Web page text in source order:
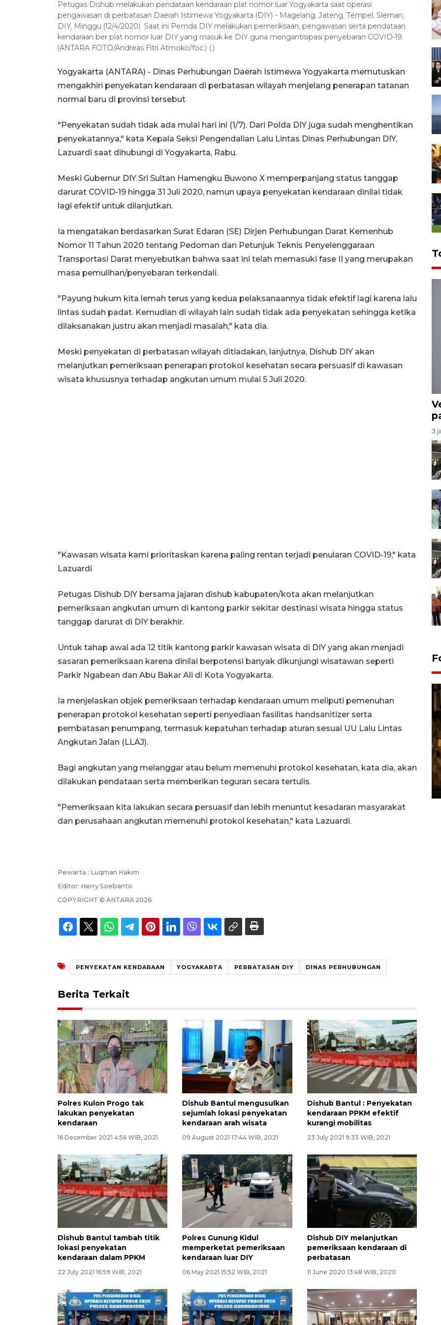
Petugas Dishub melakukan pendataan kendaraan plat nomor luar Yogyakarta saat operasi
pengawasan di perbatasan Daerah Istimewa Yogyakarta (DIY) - Magelang, Jateng, Tempel, Sleman,
DIY, Minggu (12/4/2020). Saat ini Pemda DIY melakukan pemeriksaan, pengawasan serta pendataan
kendaraan ber plat nomor luar DIY yang masuk ke DIY guna mengantisipasi penyebaran COVID-19.
(ANTARA FOTO/Andreas Fitri Atmoko/foc.) (.)
Yogyakarta (ANTARA) - Dinas Perhubungan Daerah Istimewa Yogyakarta memutuskan
mengakhiri penyekatan kendaraan di perbatasan wilayah menjelang penerapan tatanan
normal baru di provinsi tersebut
"Penyekatan sudah tidak ada mulai hari ini (1/7). Dari Polda DIY juga sudah menghentikan
penyekatannya," kata Kepala Seksi Pengendalian Lalu Lintas Dinas Perhubungan DIY,
Lazuardi saat dihubungi di Yogyakarta, Rabu.
Meski Gubernur DIY Sri Sultan Hamengku Buwono X memperpanjang status tanggap
darurat COVID-19 hingga 31 Juli 2020, namun upaya penyekatan kendaraan dinilai tidak
lagi efektif untuk dilanjutkan.
Ia mengatakan berdasarkan Surat Edaran (SE) Dirjen Perhubungan Darat Kemenhub
Nomor 11 Tahun 2020 tentang Pedoman dan Petunjuk Teknis Penyelenggaraan
Transportasi Darat menyebutkan bahwa saat ini telah memasuki fase II yang merupakan
masa pemulihan/penyebaran terkendali.
"Payung hukum kita lemah terus yang kedua pelaksanaannya tidak efektif lagi karena lalu
lintas sudah padat. Kemudian di wilayah lain sudah tidak ada penyekatan sehingga ketika
dilaksanakan justru akan menjadi masalah," kata dia.
Meski penyekatan di perbatasan wilayah ditiadakan, lanjutnya, Dishub DIY akan
melanjutkan pemeriksaan penerapan protokol kesehatan secara persuasif di kawasan
wisata khususnya terhadap angkutan umum mulai 5 Juli 2020.
"Kawasan wisata kami prioritaskan karena paling rentan terjadi penularan COVID-19," kata
Lazuardi
Petugas Dishub DIY bersama jajaran dishub kabupaten/kota akan melanjutkan
pemeriksaan angkutan umum di kantong parkir sekitar destinasi wisata hingga status
tanggap darurat di DIY berakhir.
Untuk tahap awal ada 12 titik kantong parkir kawasan wisata di DIY yang akan menjadi
sasaran pemeriksaan karena dinilai berpotensi banyak dikunjungi wisatawan seperti
Parkir Ngabean dan Abu Bakar Ali di Kota Yogyakarta.
Ia menjelaskan objek pemeriksaan terhadap kendaraan umum meliputi pemenuhan
penerapan protokol kesehatan seperti penyediaan fasilitas handsanitizer serta
pembatasan penumpang, termasuk kepatuhan terhadap aturan sesuai UU Lalu Lintas
Angkutan Jalan (LLAJ).
Bagi angkutan yang melanggar atau belum memenuhi protokol kesehatan, kata dia, akan
dilakukan pendataan serta memberikan teguran secara tertulis.
"Pemeriksaan kita lakukan secara persuasif dan lebih menuntut kesadaran masyarakat
dan perusahaan angkutan memenuhi protokol kesehatan," kata Lazuardi.
Pewarta : Luqman Hakim
Editor: Herry Soebanto
COPYRIGHT © ANTARA 2026
PENYEKATAN KENDARAAN YOGYAKARTA PERBATASAN DIY DINAS PERHUBUNGAN
Berita Terkait
Polres Kulon Progo tak
lakukan penyekatan
kendaraan
16 December 2021 4:56 WIB, 2021
Dishub Bantul mengusulkan
sejumlah lokasi penyekatan
kendaraan arah wisata
09 August 2021 17:44 WIB, 2021
Dishub Bantul : Penyekatan
kendaraan PPKM efektif
kurangi mobilitas
23 July 2021 9:33 WIB, 2021
Dishub Bantul tambah titik
lokasi penyekatan
kendaraan dalam PPKM
22 July 2021 16:59 WIB, 2021
Polres Gunung Kidul
memperketat pemeriksaan
kendaraan luar DIY
06 May 2021 15:52 WIB, 2021
Dishub DIY melanjutkan
pemeriksaan kendaraan di
perbatasan
11 June 2020 13:48 WIB, 2020
3
Pasokan hortikultura
melimpah picu deflasi DIY
06 August 2026 11:37 WIB